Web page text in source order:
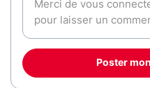
Poster